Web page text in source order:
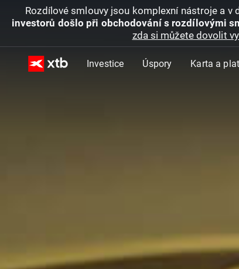
Rozdílové smlouvy jsou komplexní nástroje a
investorů došlo při obchodování s rozdílovými
zda si můžete dovolit
Investice Úspory Karta a